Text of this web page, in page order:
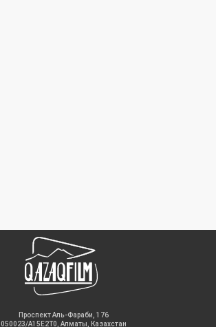
​Проспект Аль-Фараби, 176
050023/A15E2T0, Алматы, Казахстан